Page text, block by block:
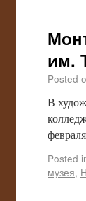
им.
Posted
В
Posted
музея,